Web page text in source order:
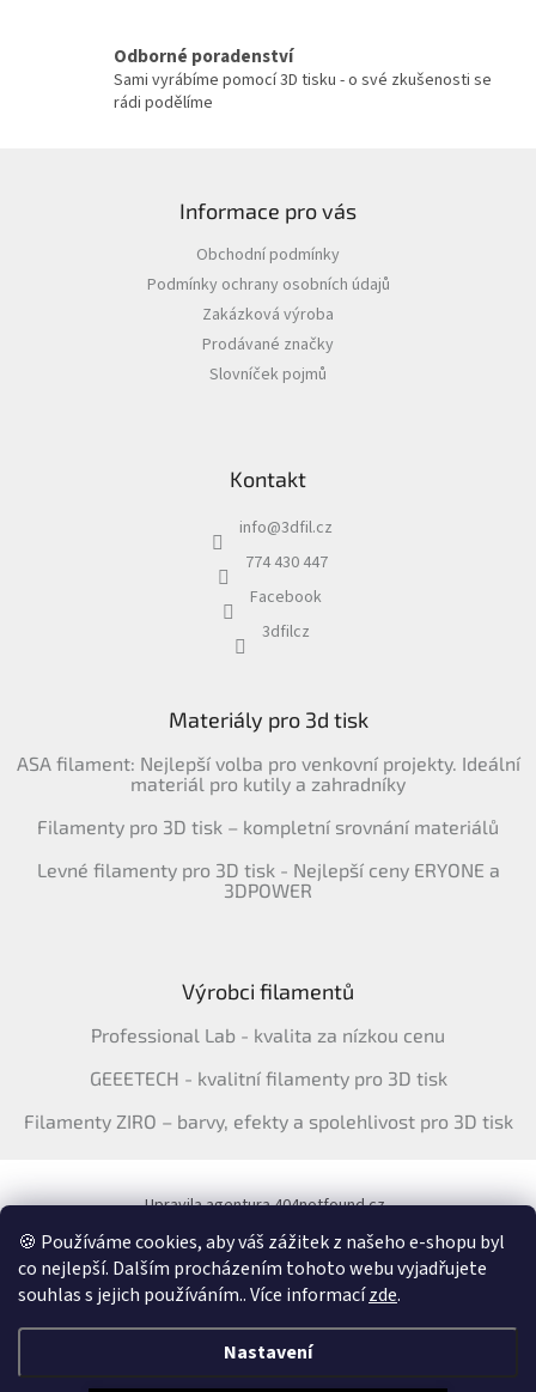
🍪 Používáme cookies, aby váš zážitek z našeho e-shopu byl
co nejlepší. Dalším procházením tohoto webu vyjadřujete
souhlas s jejich používáním.. Více informacízde.
Nastavení
p
i
Odborné poradenství
Sami vyrábíme pomocí 3D tisku - o své zkušenosti se
rádi podělíme
Informace pro vás
Obchodní podmínky
Podmínky ochrany osobních údajů
Zakázková výroba
Prodávané značky
Slovníček pojmů
Kontakt
info@3dfil.cz
774 430 447
Facebook
3dfilcz
Materiály pro 3d tisk
ASA filament: Nejlepší volba pro venkovní projekty. Ideální
materiál pro kutily a zahradníky
Filamenty pro 3D tisk – kompletní srovnání materiálů
Levné filamenty pro 3D tisk - Nejlepší ceny ERYONE a
3DPOWER
Výrobci filamentů
Professional Lab - kvalita za nízkou cenu
GEEETECH - kvalitní filamenty pro 3D tisk
Filamenty ZIRO – barvy, efekty a spolehlivost pro 3D tisk
Upravila agentura 404notfound.cz
Katalog filamentů ERYONE pro ČR
Vytvořil Shoptet &